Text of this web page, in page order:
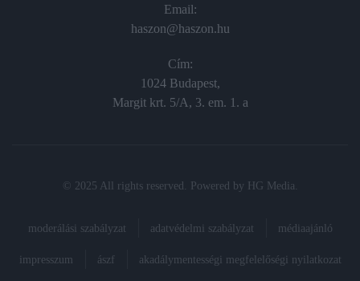
Email:
haszon@haszon.hu
Cím:
1024 Budapest,
Margit krt. 5/A, 3. em. 1. a
© 2025 All rights reserved. Powered by HG Media
moderálási szabályzat adatvédelmi szabályzat médiaajánló
impresszum ászf akadálymentességi megfelelőségi nyilatkozat